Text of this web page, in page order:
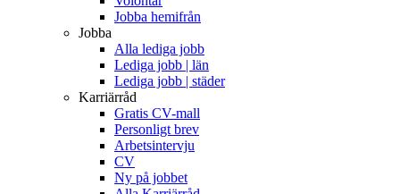
Jobba hemifrån
Jobba
Alla lediga jobb
Lediga jobb | län
Lediga jobb | städer
Karriärråd
Gratis CV-mall
Personligt brev
Arbetsintervju
CV
Ny på jobbet